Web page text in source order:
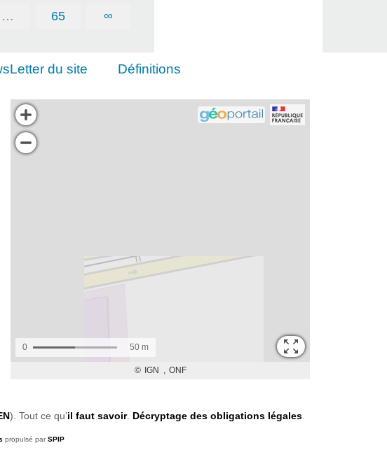
… 65 ∞
du site Définitions
). Tout ce qu’il faut savoir. Décryptage des obligations légales
propulsé par SPIP